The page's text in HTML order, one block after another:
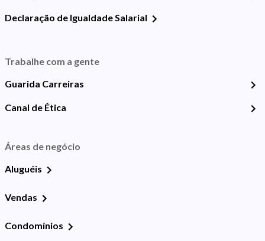
Declaração de Igualdade Salarial
Trabalhe com a gente
Guarida Carreiras
Canal de Ética
Áreas de negócio
Aluguéis
Vendas
Condomínios